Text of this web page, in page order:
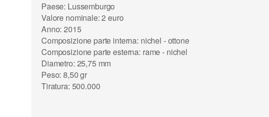
Paese: Lussemburgo
Valore nominale: 2 euro
Anno: 2015
Composizione parte interna: nichel - ottone
Composizione parte esterna: rame - nichel
Diametro: 25,75 mm
Peso: 8,50 gr
Tiratura: 500.000